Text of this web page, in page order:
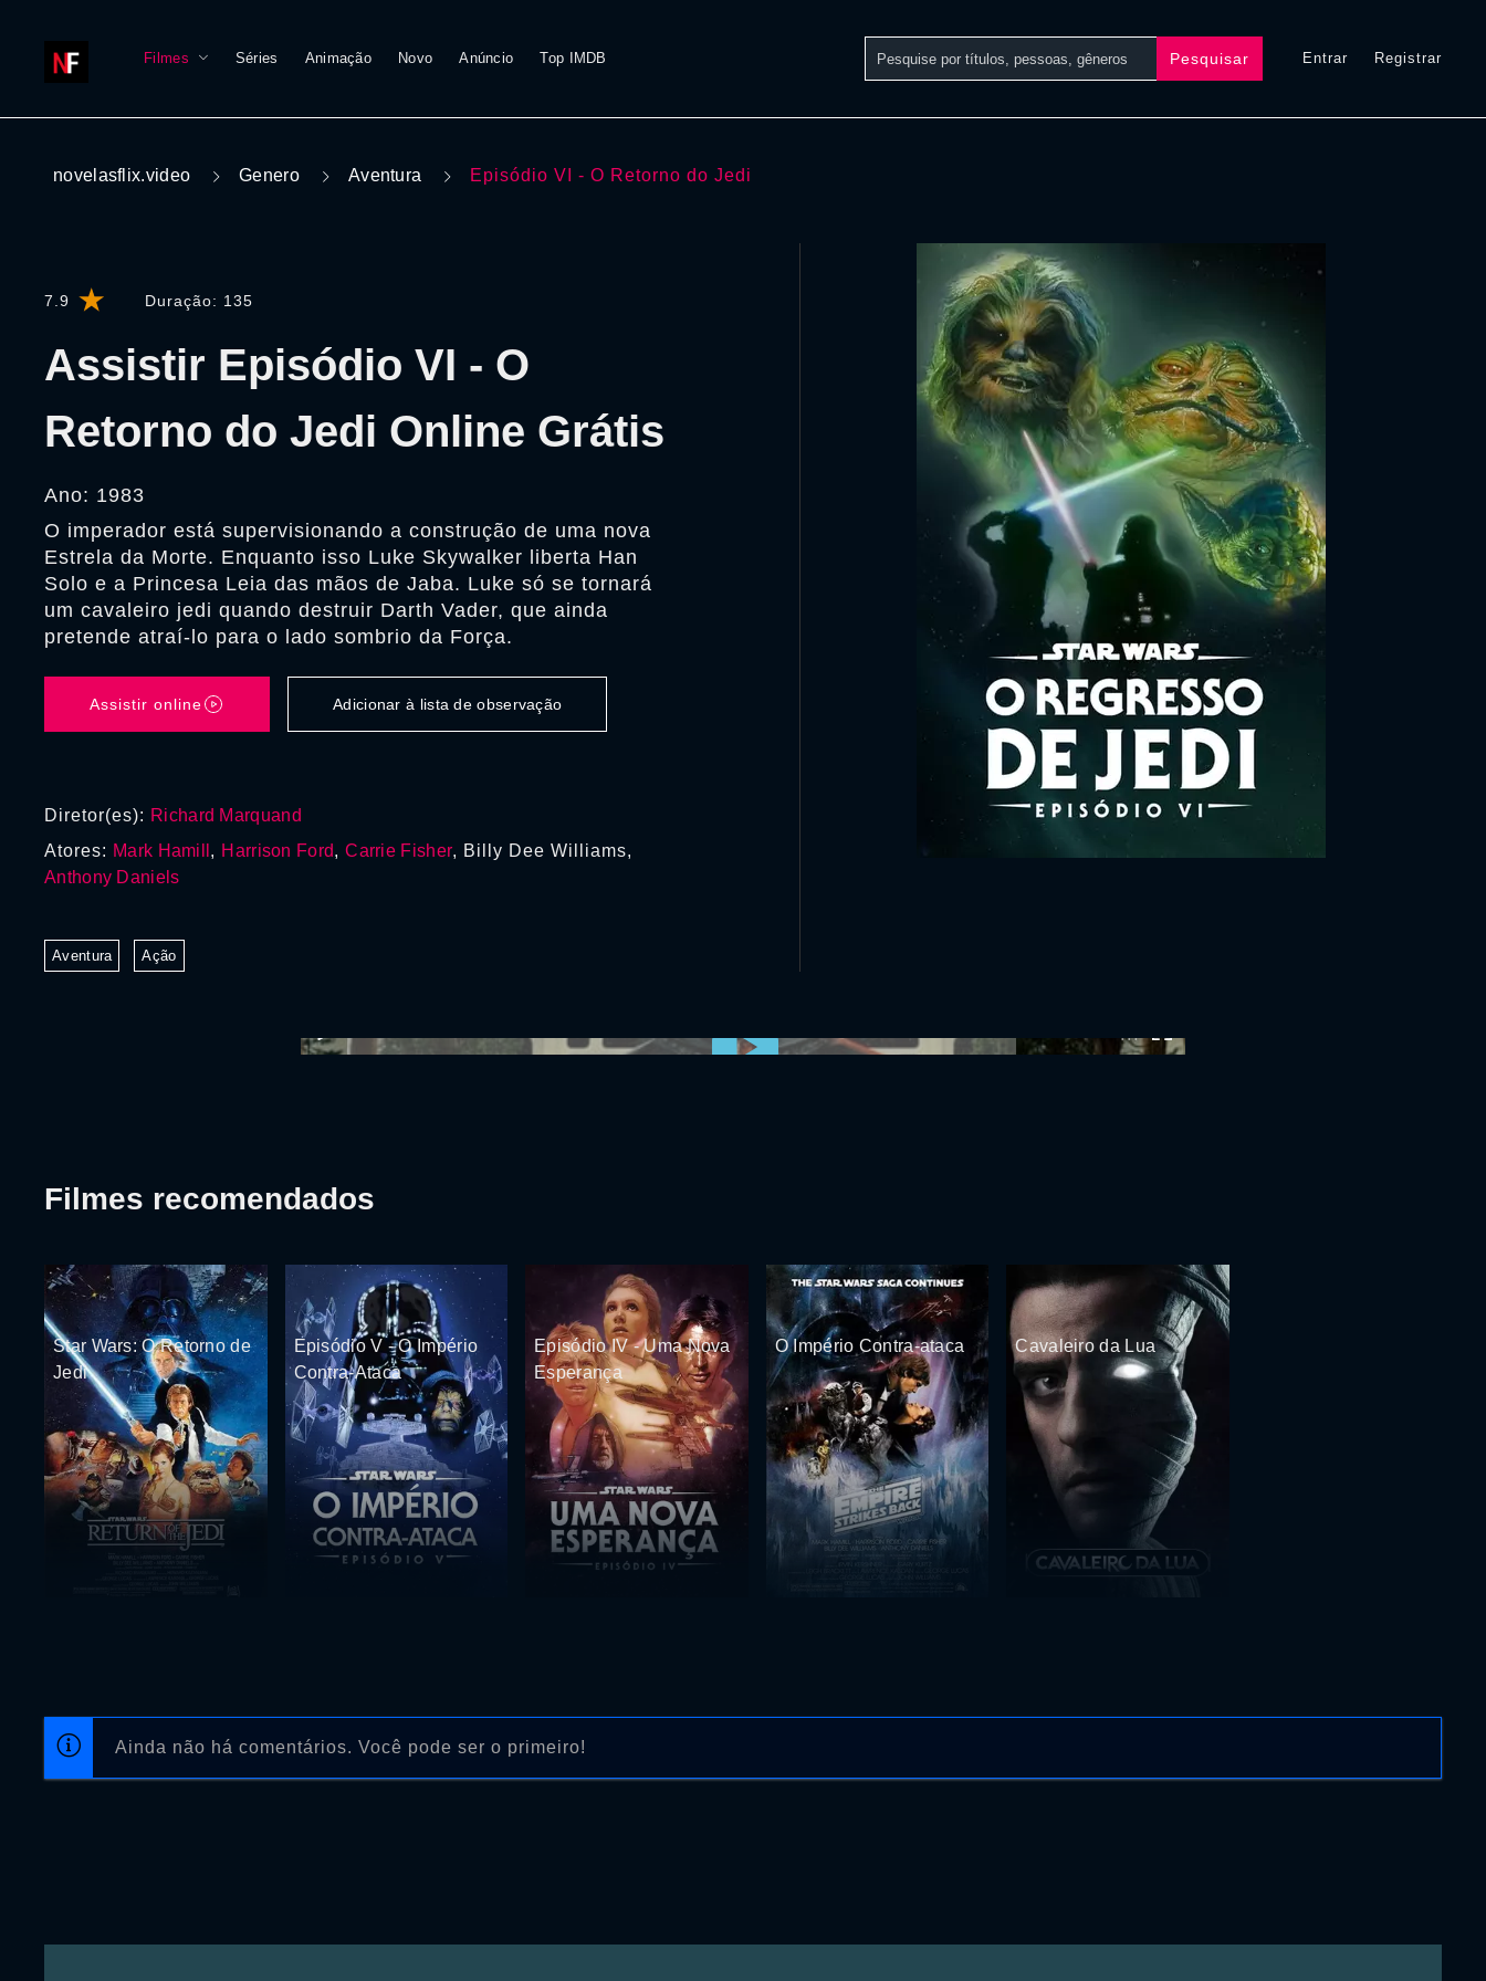
Filmes Séries Animação Novo Anúncio Top IMDB Pesquisar Entrar Registrar
novelasflix.video Genero Aventura Episódio VI - O Retorno do Jedi
7.9 Duração: 135
Assistir Episódio VI - O
Retorno do Jedi Online Grátis
Ano: 1983
O imperador está supervisionando a construção de uma nova
Estrela da Morte. Enquanto isso Luke Skywalker liberta Han
Solo e a Princesa Leia das mãos de Jaba. Luke só se tornará
um cavaleiro jedi quando destruir Darth Vader, que ainda
pretende atraí-lo para o lado sombrio da Força.
Assistir online Adicionar à lista de observação
Diretor(es): Richard Marquand
Atores: Mark Hamill , Harrison Ford,Carrie Fisher, Billy Dee Williams,
Anthony Daniels
Aventura Ação
Ainda não há comentários. Você pode ser o primeiro!
Filmes recomendados
Star Wars: O Retorno de
Jedi
Episódio V - O Império
Contra-Ataca
Episódio IV - Uma Nova
Esperança
O Império Contra-ataca Cavaleiro da Lua